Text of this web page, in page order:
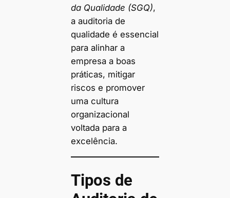
da Qualidade (SGQ),
a auditoria de
qualidade é essencial
para alinhar a
empresa a boas
práticas, mitigar
riscos e promover
uma cultura
organizacional
voltada para a
excelência.
Tipos de